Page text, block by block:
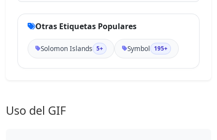
Otras Etiquetas Populares
Solomon Islands 5+ Symbol 195+
Uso del GIF